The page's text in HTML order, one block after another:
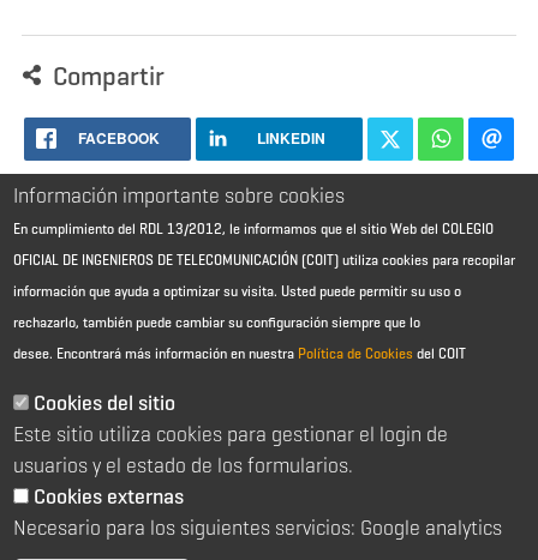
Compartir
FACEBOOK LINKEDIN
Aviso Legal - Información general
Política de cookies
Política de reembolso
Sitemap
C/ Almagro 2 1º Izqda 28010 Madrid
Información importante sobre cookies
En cumplimiento del RDL 13/2012, le informamos que el sitio Web del COLEGIO
OFICIAL DE INGENIEROS DE TELECOMUNICACIÓN (COIT) utiliza cookies para recopilar
información que ayuda a optimizar su visita. Usted puede permitir su uso o
rechazarlo, también puede cambiar su configuración siempre que lo
desee. Encontrará más información en nuestra Política de Cookies del COIT
Cookies del sitio
Este sitio utiliza cookies para gestionar el login de
usuarios y el estado de los formularios.
Cookies externas
Necesario para los siguientes servicios: Google analytics